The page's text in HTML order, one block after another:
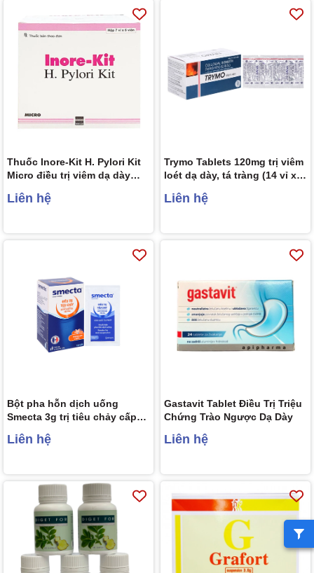
Thuốc Inore-Kit H. Pylori Kit
Micro điều trị viêm dạ dày
tràng (7 vỉ x 6 viên)
Liên hệ
Trymo Tablets 120mg trị viêm
loét dạ dày, tá tràng (14 vỉ x 8
Liên hệ
Bột pha hỗn dịch uống
Smecta 3g trị tiêu chảy cấp
Liên hệ
Gastavit Tablet Điều Trị Triệu
Chứng Trào Ngược Dạ Dày
Liên hệ